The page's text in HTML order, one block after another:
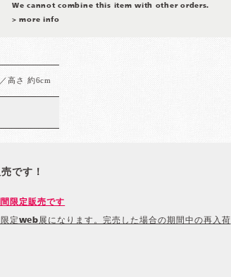
We cannot combine this item with other orders.
> more info
高さ 約6cm
です！
限定販売です
定web展になります。完売した場合の期間中の再入荷